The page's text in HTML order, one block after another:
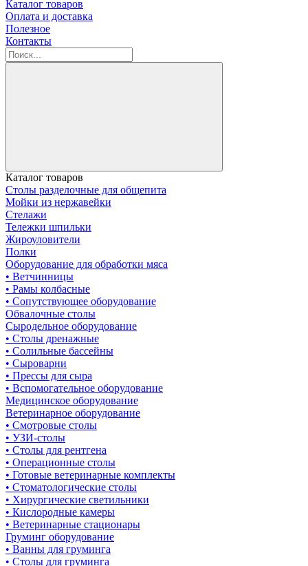
Каталог товаров
Оплата и доставка
Полезное
Контакты
Каталог товаров
Столы разделочные для общепита
Мойки из нержавейки
Стелажи
Тележки шпильки
Жироуловители
Полки
Оборудование для обработки мяса
• Ветчинницы
• Рамы колбасные
• Сопутствующее оборудование
Обвалочные столы
Сыродельное оборудование
• Столы дренажные
• Солильные бассейны
• Сыроварни
• Прессы для сыра
• Вспомогательное оборудование
Медицинское оборудование
Ветеринарное оборудование
• Смотровые столы
• УЗИ-столы
• Столы для рентгена
• Операционные столы
• Готовые ветеринарные комплекты
• Стоматологические столы
• Хирургические светильники
• Кислородные камеры
• Ветеринарные стационары
Груминг оборудование
• Ванны для груминга
• Столы для груминга